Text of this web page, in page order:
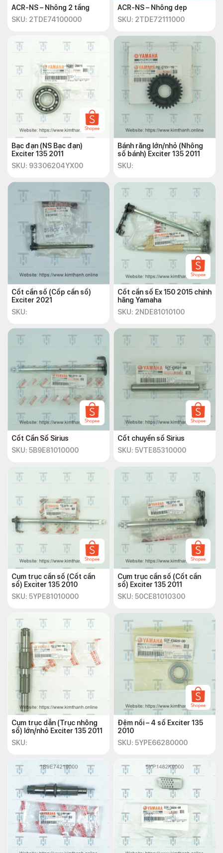
ACR-NS – Nhông 2 tầng
SKU: 2TDE74100000
ACR-NS – Nhông dẹp
SKU: 2TDE72111000
Bạc đạn (NS Bạc đạn)
Exciter 135 2011
SKU: 93306204YX00
Bánh răng lớn/nhỏ (Nhông
số bánh) Exciter 135 2011
SKU:
Cốt cần số (Cốp cần số)
Exciter 2021
SKU:
Cốt cần số Ex 150 2015 chính
hãng Yamaha
SKU: 2NDE81010100
Cốt Cần Số Sirius
SKU: 5B9E81010000
Cốt chuyển số Sirius
SKU: 5VTE85310000
Cụm trục cần số (Cốt cần
số) Exciter 135 2010
SKU: 5YPE81010000
Cụm trục cần số (Cốt cần
số) Exciter 135 2011
SKU: 50CE81010300
Cụm trục dẫn (Trục nhông
số) lớn/nhỏ Exciter 135 2011
SKU:
Đệm nồi – 4 số Exciter 135
2010
SKU: 5YPE66280000